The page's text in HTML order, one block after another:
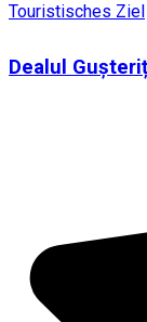
Touristisches Ziel
Dealul